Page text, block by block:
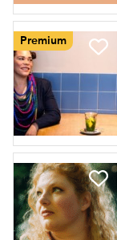
Premium